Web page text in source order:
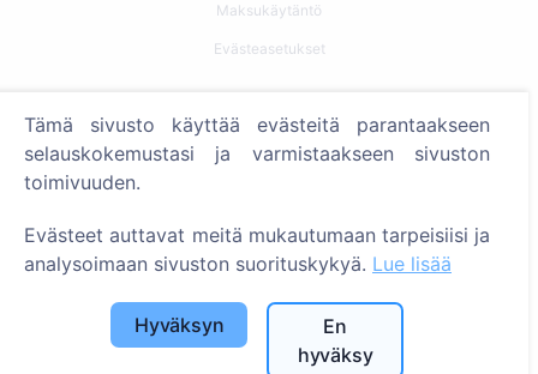
Maksukäytäntö
Evästeasetukset
Etsi vainajia
Palvelut
Yhteystiedot
SIA "CEMETY", LV40103618951
Tämä sivusto käyttää evästeitä parantaakseen
selauskokemustasi ja varmistaakseen sivuston
toimivuuden.
Evästeet auttavat meitä mukautumaan tarpeisiisi ja
analysoimaan sivuston suorituskykyä. Lue lisää
Hyväksyn
En
hyväksy